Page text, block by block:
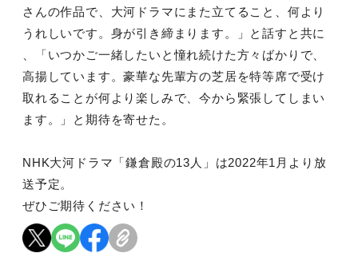
さんの作品で、大河ドラマにまた立てること、何より
うれしいです。身が引き締まります。」と話すと共に
、「いつかご一緒したいと憧れ続けた方々ばかりで、
高揚しています。豪華な先輩方の芝居を特等席で受け
取れることが何より楽しみで、今から緊張してしまい
ます。」と期待を寄せた。
NHK大河ドラマ「鎌倉殿の13人」は2022年1月より放
送予定。
ぜひご期待ください！